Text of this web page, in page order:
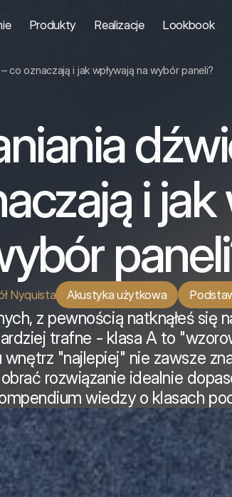
Produkty Realizacje Lookbook
i
Nyquista Akustyka użytkowa
z pewnością natknąłeś się
trafne - klasa A to
"najlepiej" nie zawsze
rozwiązanie idealnie
wiedzy o klasach
co oznaczają i jak wpływają na wybór paneli?